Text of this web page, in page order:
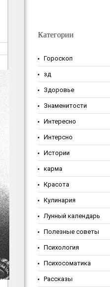
Категории
Гороскоп
зд
Здоровье
Знаменитости
Интересно
Интерсно
Истории
карма
Красота
Кулинария
Лунный календарь
Полезные советы
Психология
Психосоматика
Рассказы